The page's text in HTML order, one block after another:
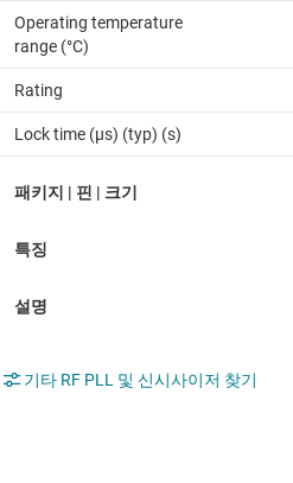
Operating temperature
range (°C)
Rating
Lock time (µs) (typ) (s)
기타 RF PLL 및 신시사이저 찾기